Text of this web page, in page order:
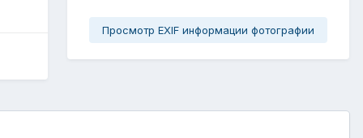
Просмотр EXIF информации фотографии